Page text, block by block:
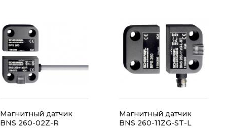
Магнитный датчик
BNS 260-02Z-R
Магнитный датчик
BNS 260-11ZG-ST-L